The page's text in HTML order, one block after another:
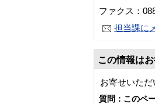
ファクス：
担当課に
この情報は
お寄せいただ
質問：このペ